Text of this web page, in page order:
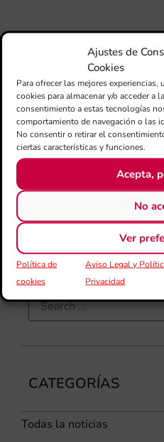
Ajustes de
Cookies
Para ofrecer las mejores
cookies para almacenar y/o acceder a
consentimiento a estas tecnologías
comportamiento de navegación o las
No consentir o retirar el
ciertas características y funciones.
Acepta,
No
Ver
Política de
cookies
Aviso Legal y
Privacidad
CATEGORÍAS
Todas la noticias